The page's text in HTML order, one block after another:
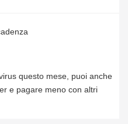
questo mese, puoi anche
e pagare meno con altri